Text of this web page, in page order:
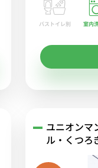
バストイレ別 室内
ユニオンマ
ル・くつろ